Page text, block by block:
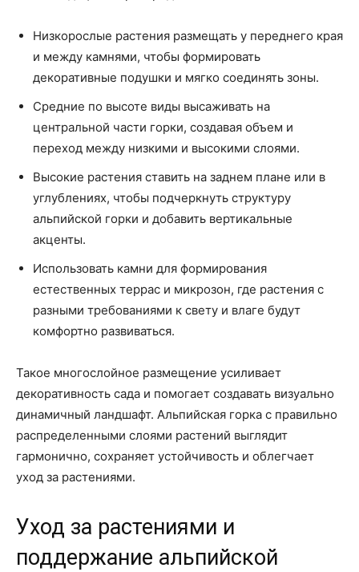
Низкорослые растения размещать у переднего края
и между камнями, чтобы формировать
декоративные подушки и мягко соединять зоны.
Средние по высоте виды высаживать на
центральной части горки, создавая объем и
переход между низкими и высокими слоями.
Высокие растения ставить на заднем плане или в
углублениях, чтобы подчеркнуть структуру
альпийской горки и добавить вертикальные
акценты.
Использовать камни для формирования
естественных террас и микрозон, где растения с
разными требованиями к свету и влаге будут
комфортно развиваться.
Такое многослойное размещение усиливает
декоративность сада и помогает создавать визуально
динамичный ландшафт. Альпийская горка с правильно
распределенными слоями растений выглядит
гармонично, сохраняет устойчивость и облегчает
уход за растениями.
Уход за растениями и
поддержание альпийской